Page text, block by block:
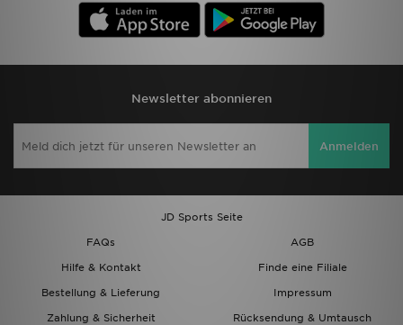
Newsletter abonnieren
Anmelden
JD Sports Seite
FAQs
AGB
Hilfe & Kontakt
Finde eine Filiale
Bestellung & Lieferung
Impressum
Zahlung & Sicherheit
Rücksendung & Umtausch